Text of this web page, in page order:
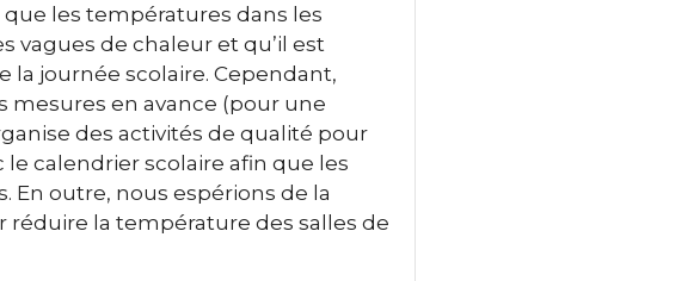
les températures dans les
vagues de chaleur et qu’il est
journée scolaire. Cependant,
mesures en avance (pour une
des activités de qualité pour
le calendrier scolaire afin que les
En outre, nous espérions de la
réduire la température des salles de